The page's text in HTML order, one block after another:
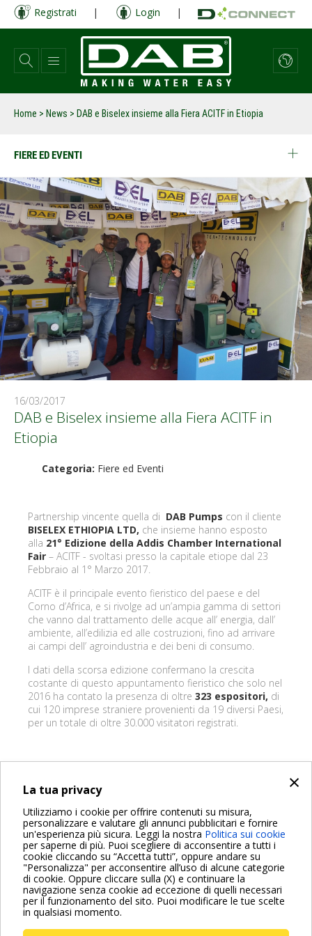
×
La tua privacy
Utilizziamo i cookie per offrire contenuti su misura,
personalizzare e valutare gli annunci pubblicitari e fornire
un'esperienza più sicura. Leggi la nostra Politica sui cookie
per saperne di più. Puoi scegliere di acconsentire a tutti i
cookie cliccando su “Accetta tutti”, oppure andare su
"Personalizza" per acconsentire all’uso di alcune categorie
di cookie. Oppure cliccare sulla (X) e continuare la
navigazione senza cookie ad eccezione di quelli necessari
per il funzionamento del sito. Puoi modificare le tue scelte
in qualsiasi momento.
Salta
contenuto
principale
Registrati | Login |
Home > News > DAB e Biselex insieme alla Fiera ACITF in Etiopia
FIERE ED EVENTI
16/03/2017
DAB e Biselex insieme alla Fiera ACITF in
Etiopia
Categoria: Fiere ed Eventi
Partnership vincente quella di DAB Pumps con il cliente
BISELEX ETHIOPIA LTD, che insieme hanno esposto
alla 21° Edizione della Addis Chamber International
Fair – ACITF - svoltasi presso la capitale etiope dal 23
Febbraio al 1° Marzo 2017.
ACITF è il principale evento fieristico del paese e del
Corno d’Africa, e si rivolge ad un’ampia gamma di settori
che vanno dal trattamento delle acque all’ energia, dall’
ambiente, all’edilizia ed alle costruzioni, fino ad arrivare
ai campi dell’ agroindustria e dei beni di consumo.
I dati della scorsa edizione confermano la crescita
costante di questo appuntamento fieristico che solo nel
2016 ha contato la presenza di oltre 323 espositori, di
cui 120 imprese straniere provenienti da 19 diversi Paesi,
per un totale di oltre 30.000 visitatori registrati.
INDIETRO
Share on:
Per maggiori informazioni consulta anche le Domande più
Frequenti
VAI ALLA PAGINA FAQ